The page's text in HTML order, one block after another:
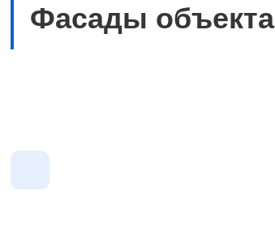
Фасады объекта